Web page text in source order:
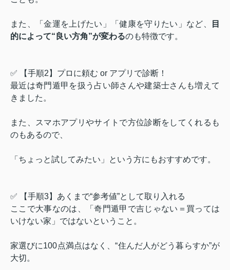
また、「金運を上げたい」「健康を守りたい」など、
目
的によって“良い方角”が変わるのも特徴です。
✅ 【手順2】プロに頼む or アプリで診断！
最近は奇門遁甲を扱う占い師さんや建築士さんも増えて
きました。
また、スマホアプリやサイトで方位診断をしてくれるも
のもあるので、
「ちょっと試してみたい」という方にもおすすめです。
✅ 【手順3】あくまで“参考値”として取り入れる
ここで大事なのは、「奇門遁甲で吉じゃない＝買っては
いけない家」ではないということ。
家選びに100点満点はなく、“住んだ人がどう暮らすか”が
大切。